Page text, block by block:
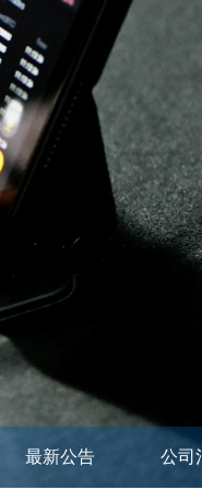
最新公告 公司